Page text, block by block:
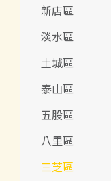
新店區
淡水區
土城區
泰山區
五股區
八里區
三芝區